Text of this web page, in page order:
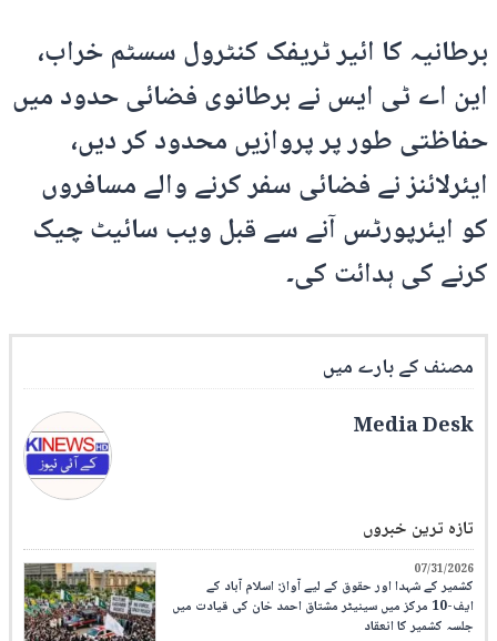
برطانیہ کا ائیر ٹریفک کنٹرول سسٹم خراب،
این اے ٹی ایس نے برطانوی فضائی حدود میں
حفاظتی طور پر پروازیں محدود کر دیں،
ایئرلائنز نے فضائی سفر کرنے والے مسافروں
کو ایئرپورٹس آنے سے قبل ویب سائیٹ چیک
کرنے کی ہدائت کی۔
مصنف کے بارے میں
Media Desk
تازہ ترین خبروں
07/31/2026
کشمیر کے شہدا اور حقوق کے لیے آواز: اسلام آباد کے
ایف-10 مرکز میں سینیٹر مشتاق احمد خان کی قیادت میں
جلسہ کشمیر کا انعقاد